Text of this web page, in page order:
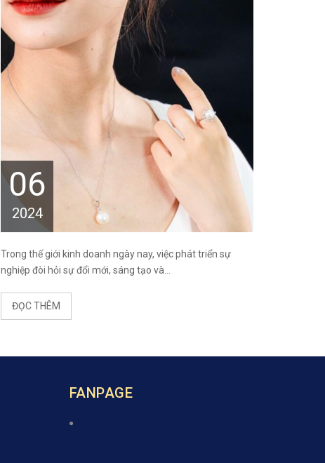
06
2024
Trong thế giới kinh doanh ngày nay, việc phát triển sự
nghiệp đòi hỏi sự đổi mới, sáng tạo và...
ĐỌC THÊM
FANPAGE